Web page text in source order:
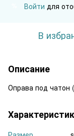
Войти для
В
Описание
Оправа под чатон